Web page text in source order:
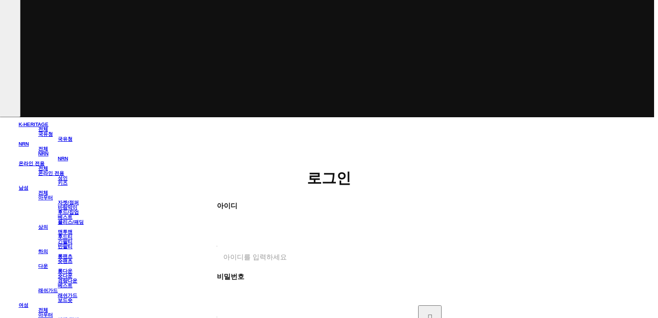
K-HERITAGE
전체
국유청
국유청
NRN
전체
NRN
NRN
온라인 전용
전체
온라인 전용
성인
키즈
남성
전체
아우터
자켓/점퍼
바람막이
후드/집업
베스트
플리스/패딩
상의
맨투맨
후드티
긴팔티
반팔티
하의
롱팬츠
숏팬츠
다운
롱다운
숏다운
경량다운
베스트
래쉬가드
래쉬가드
보드숏
여성
전체
아우터
로그인
아이디
아이디를 입력하세요
비밀번호